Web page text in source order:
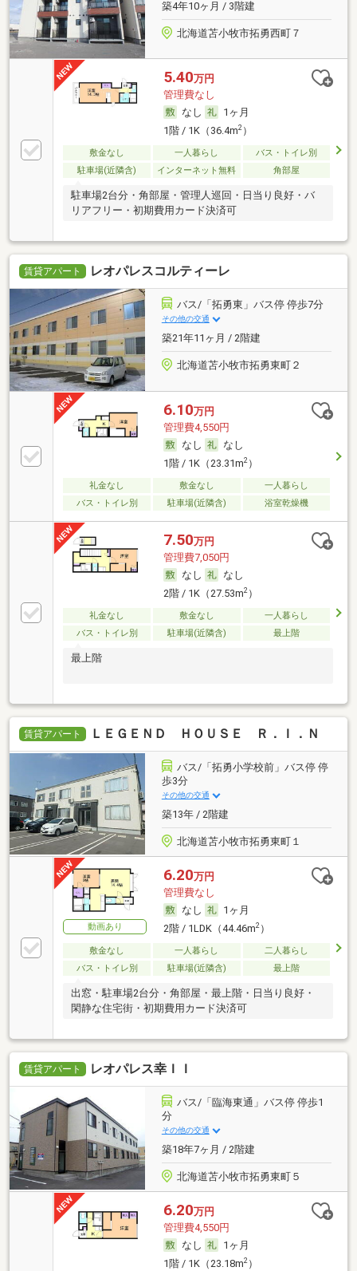
築4年10ヶ月 / 3階建
北海道苫小牧市拓勇西町７
5.40万円
管理費なし
なし
1ヶ月
1階 / 1K（36.4m2）
敷金なし 一人暮らし
バス・トイレ別
駐車場(近隣含)
インターネット無料 角部屋
駐車場2台分・角部屋・管理人巡回・日当り良好・バ
リアフリー・初期費用カード決済可
賃貸アパート レオパレスコルティーレ
バス/「拓勇東」バス停 停歩7分
その他の交通
築21年11ヶ月 / 2階建
北海道苫小牧市拓勇東町２
6.10万円
管理費4,550円
なし
なし
1階 / 1K（23.31m2）
礼金なし 敷金なし
一人暮らし
バス・トイレ別
駐車場(近隣含) 浴室乾燥機
7.50万円
管理費7,050円
なし
なし
2階 / 1K（27.53m2）
礼金なし 敷金なし
一人暮らし
バス・トイレ別
駐車場(近隣含) 最上階
最上階
賃貸アパート ＬＥＧＥＮＤ ＨＯＵＳＥ Ｒ．Ｉ．Ｎ
バス/「拓勇小学校前」バス停 停
歩3分
その他の交通
築13年 / 2階建
北海道苫小牧市拓勇東町１
動画あり
6.20万円
管理費なし
なし
1ヶ月
2階 / 1LDK（44.46m2）
敷金なし 一人暮らし
二人暮らし
バス・トイレ別
駐車場(近隣含) 最上階
出窓・駐車場2台分・角部屋・最上階・日当り良好・
閑静な住宅街・初期費用カード決済可
賃貸アパート レオパレス幸ＩＩ
バス/「臨海東通」バス停 停歩1
分
その他の交通
築18年7ヶ月 / 2階建
北海道苫小牧市拓勇東町５
6.20万円
管理費4,550円
なし
1ヶ月
1階 / 1K（23.18m2）